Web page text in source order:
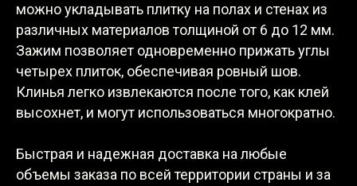
можно укладывать плитку на полах и стенах из
различных материалов толщиной от 6 до 12 мм.
Зажим позволяет одновременно прижать углы
четырех плиток, обеспечивая ровный шов.
Клинья легко извлекаются после того, как клей
высохнет, и могут использоваться многократно.
Быстрая и надежная доставка на любые
объемы заказа по всей территории страны и за